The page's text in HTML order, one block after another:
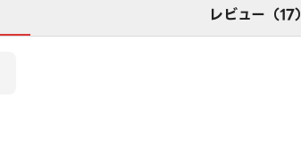
レビュー（17）